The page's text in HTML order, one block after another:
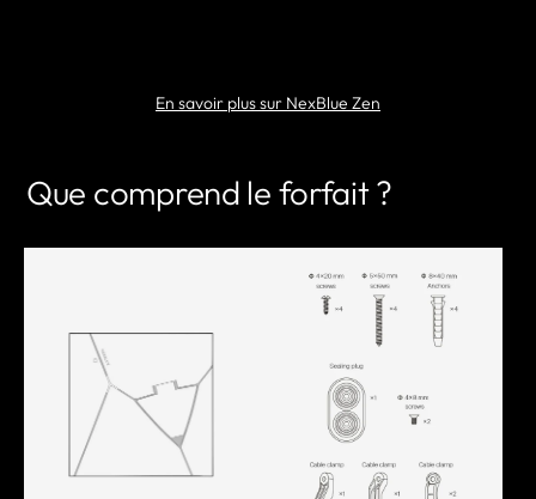
En savoir plus sur NexBlue Zen
Que comprend le forfait ?